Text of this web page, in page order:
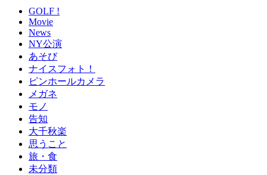
GOLF !
Movie
News
NY公演
あそび
ナイスフォト！
ピンホールカメラ
メガネ
モノ
告知
大千秋楽
思うこと
旅・食
未分類